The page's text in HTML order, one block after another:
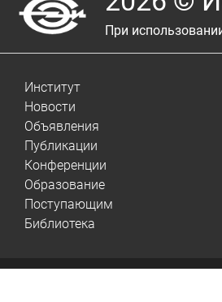
При
Институт
Новости
Объявления
Публикации
Конференции
Образование
Поступающим
Библиотека